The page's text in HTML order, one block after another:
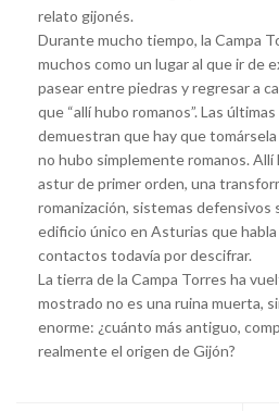
relato gijonés.
Durante mucho tiempo, la Campa
muchos como un lugar al que ir de
pasear entre piedras y regresar a
que “allí hubo romanos”. Las
demuestran que hay que
no hubo simplemente romanos.
astur de primer orden, una
romanización, sistemas defensivos
edificio único en Asturias que
contactos todavía por descifrar.
La tierra de la Campa Torres ha
mostrado no es una ruina muerta,
enorme: ¿cuánto más antiguo,
realmente el origen de Gijón?